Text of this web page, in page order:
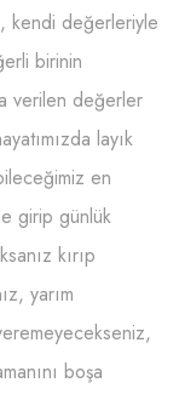
kendi değerleriyle
birinin
verilen değerler
layık
en
girip günlük
kırıp
yarım
boşa